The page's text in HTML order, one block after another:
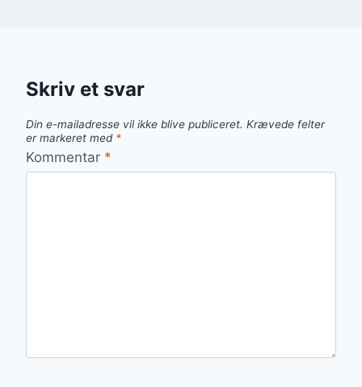
Skriv et svar
Din e-mailadresse vil ikke blive publiceret. Krævede felter
er markeret med *
Kommentar *